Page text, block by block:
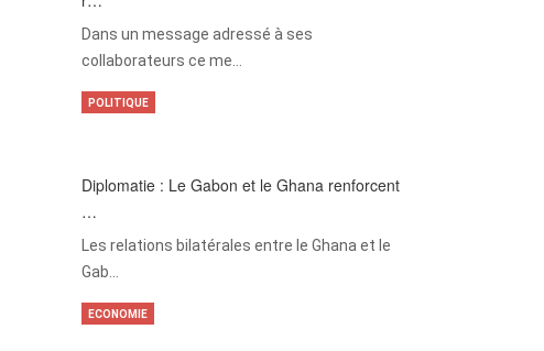
Dans un message adressé à ses
collaborateurs ce me…
Diplomatie : Le Gabon et le Ghana renforcent
…
Les relations bilatérales entre le Ghana et le
Gab…
POLITIQUE
ECONOMIE